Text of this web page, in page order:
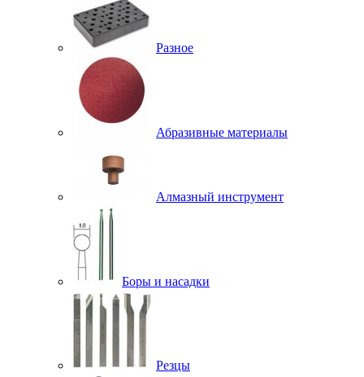
Разное
Абразивные материалы
Алмазный инструмент
Боры и насадки
Резцы